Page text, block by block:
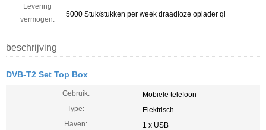
Levering
vermogen:
5000 Stuk/stukken per week draadloze oplader qi
beschrijving
DVB-T2 Set Top Box
Gebruik:
Mobiele telefoon
Type:
Elektrisch
Haven:
1 x USB